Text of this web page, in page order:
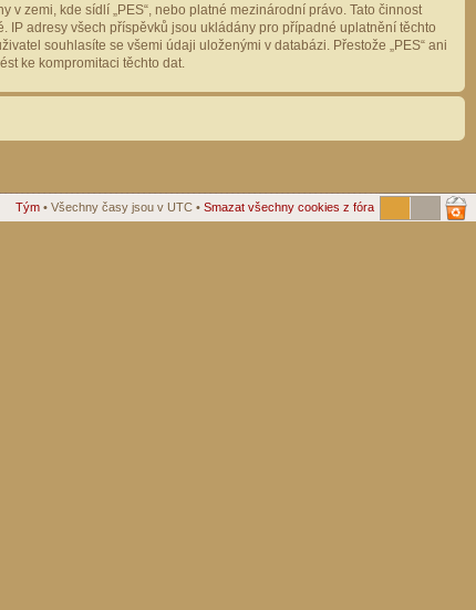
zemi, kde sídlí „PES“, nebo platné mezinárodní právo. Tato činnost
adresy všech příspěvků jsou ukládány pro případné uplatnění těchto
souhlasíte se všemi údaji uloženými v databázi. Přestože „PES“ ani
ke kompromitaci těchto dat.
Tým • Všechny časy jsou v UTC • Smazat všechny cookies z fóra